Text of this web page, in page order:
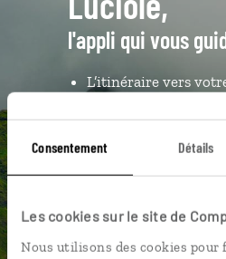
Consentement Détails
Les cookies sur le site de
Nous utilisons des cookies
l'appli qui vous
L’itinéraire vers
vous-même